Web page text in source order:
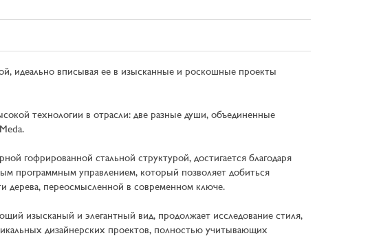
идеально вписывая ее в изысканные и роскошные проекты
технологии в отрасли: две разные души, объединенные
гофрированной стальной структурой, достигается благодаря
программным управлением, который позволяет добиться
дерева, переосмысленной в современном ключе.
изысканый и элегантный вид, продолжает исследование стиля,
дизайнерских проектов, полностью учитывающих